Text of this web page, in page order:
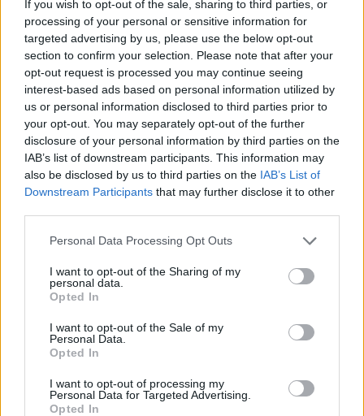
If you wish to opt-out of the sale, sharing to third parties, or
processing of your personal or sensitive information for
targeted advertising by us, please use the below opt-out
section to confirm your selection. Please note that after your
opt-out request is processed you may continue seeing
interest-based ads based on personal information utilized by
us or personal information disclosed to third parties prior to
your opt-out. You may separately opt-out of the further
disclosure of your personal information by third parties on the
IAB’s list of downstream participants. This information may
also be disclosed by us to third parties on the IAB’s List of
Downstream Participants that may further disclose it to other
Personal Data Processing Opt Outs
I want to opt-out of the Sharing of my
personal data.
Opted In
I want to opt-out of the Sale of my
Personal Data.
Opted In
I want to opt-out of processing my
Personal Data for Targeted Advertising.
Opted In
παρότι με απειλούσε πίσω από τη σφαλισμένη
πόρτα», θυμάται.
Φωτογραφία-γράφημα: Καθημερινή
ΔΙΑΦΗΜΙΣΗ